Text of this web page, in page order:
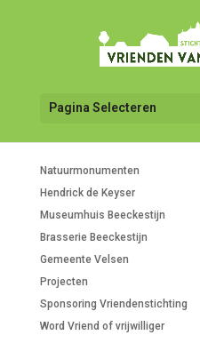
Pagina Selecteren
Natuurmonumenten
Hendrick de Keyser
Museumhuis Beeckestijn
Brasserie Beeckestijn
Gemeente Velsen
Projecten
Sponsoring Vriendenstichting
Word Vriend of vrijwilliger